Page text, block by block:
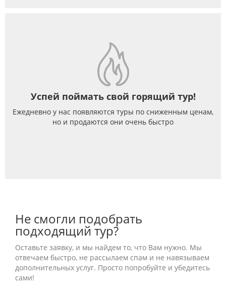
Успей поймать свой горящий тур!
Ежедневно у нас появляются туры по сниженным ценам,
но и продаются они очень быстро
Не смогли подобрать
подходящий тур?
Оставьте заявку, и мы найдем то, что Вам нужно. Мы
отвечаем быстро, не рассылаем спам и не навязываем
дополнительных услуг. Просто попробуйте и убедитесь
сами!